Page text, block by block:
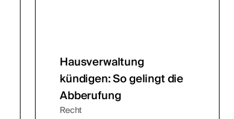
Hausverwaltung
kündigen: So gelingt die
Abberufung
Recht